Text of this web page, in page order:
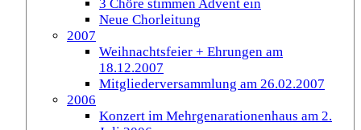
3 Chöre stimmen Advent ein
Neue Chorleitung
2007
Weihnachtsfeier + Ehrungen am
18.12.2007
Mitgliederversammlung am 26.02.2007
2006
Konzert im Mehrgenarationenhaus am 2.